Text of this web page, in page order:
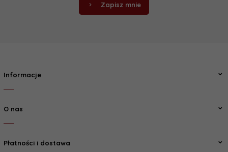
Zapisz mnie
Informacje
O nas
Płatności i dostawa